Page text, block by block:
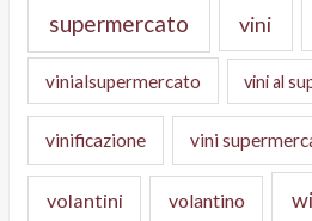
supermercato vini
vinialsupermercato vini al
vinificazione vini
volantini volantino